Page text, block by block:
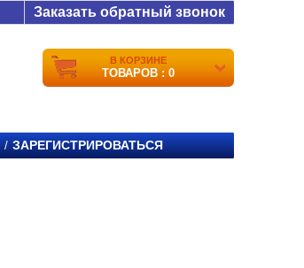
Заказать обратный звонок
В КОРЗИНЕ
ТОВАРОВ : 0
/ ЗАРЕГИСТРИРОВАТЬСЯ